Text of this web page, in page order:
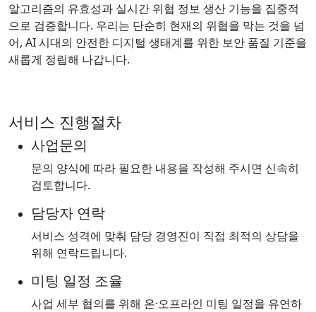
알고리즘의 유효성과 실시간 위협 정보 생산 기능을 집중적
으로 검증합니다. 우리는 단순히 현재의 위협을 막는 것을 넘
어, AI 시대의 안전한 디지털 생태계를 위한 보안 품질 기준을
새롭게 정립해 나갑니다.
서비스 진행절차
사업문의
문의 양식에 따라 필요한 내용을 작성해 주시면 신속히
검토합니다.
담당자 연락
서비스 성격에 맞춰 담당 경영진이 직접 최적의 상담을
위해 연락드립니다.
미팅 일정 조율
사업 세부 협의를 위해 온·오프라인 미팅 일정을 유연하